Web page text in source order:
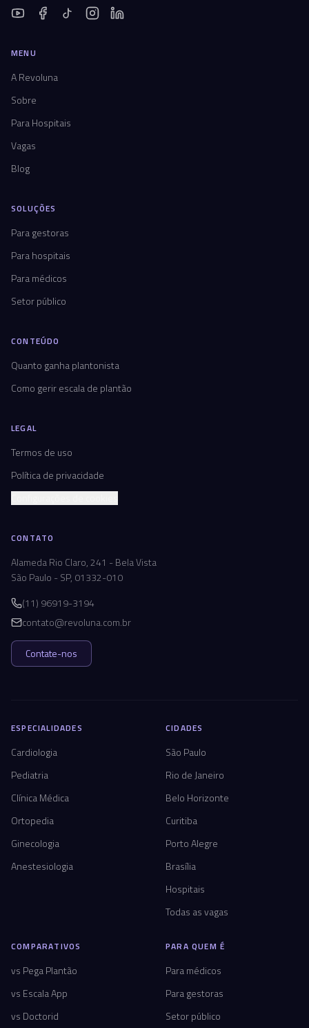
MENU
A Revoluna
Sobre
Para Hospitais
Vagas
Blog
SOLUÇÕES
Para gestoras
Para hospitais
Para médicos
Setor público
CONTEÚDO
Quanto ganha plantonista
Como gerir escala de plantão
LEGAL
Termos de uso
Política de privacidade
CONTATO
Alameda Rio Claro, 241 - Bela Vista
São Paulo - SP, 01332-010
(11) 96919-3194
contato@revoluna.com.br
Contate-nos
ESPECIALIDADES
Cardiologia
Pediatria
Clínica Médica
Ortopedia
Ginecologia
Anestesiologia
CIDADES
São Paulo
Rio de Janeiro
Belo Horizonte
Curitiba
Porto Alegre
Brasília
Hospitais
Todas as vagas
COMPARATIVOS
vs Pega Plantão
vs Escala App
vs Doctorid
PARA QUEM É
Para médicos
Para gestoras
Setor público